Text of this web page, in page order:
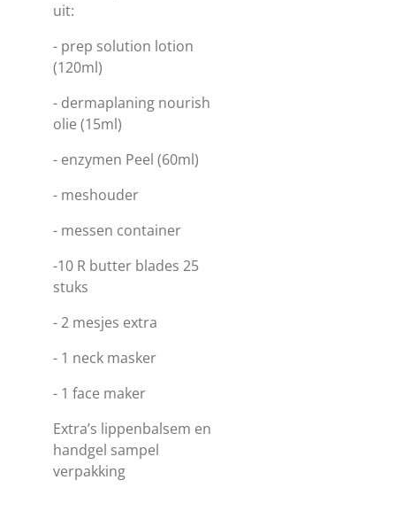
uit:
- prep solution lotion
(120ml)
- dermaplaning nourish
olie (15ml)
- enzymen Peel (60ml)
- meshouder
- messen container
-10 R butter blades 25
stuks
- 2 mesjes extra
- 1 neck masker
- 1 face maker
Extra’s lippenbalsem en
handgel sampel
verpakking